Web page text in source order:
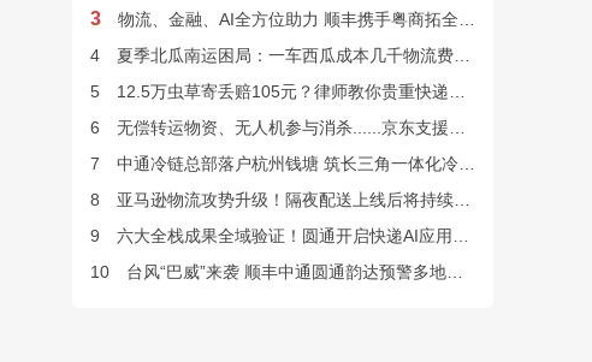
3
物流、金融、AI全方位助力 顺丰携手粤商拓全球市场
4
夏季北瓜南运困局：一车西瓜成本几千物流费上万谁来解？
5
12.5万虫草寄丢赔105元？律师教你贵重快递丢失如何维权
6
无偿转运物资、无人机参与消杀......京东支援广西灾后重建
7
中通冷链总部落户杭州钱塘 筑长三角一体化冷链中枢基地
8
亚马逊物流攻势升级！隔夜配送上线后将持续挤压快递巨头
9
六大全栈成果全域验证！圆通开启快递AI应用规模化落地
10
台风“巴威”来袭 顺丰中通圆通韵达预警多地快件派送延误